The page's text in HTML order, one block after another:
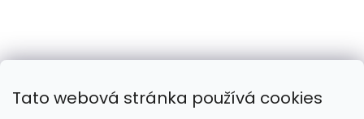
Tato webová stránka používá cookies